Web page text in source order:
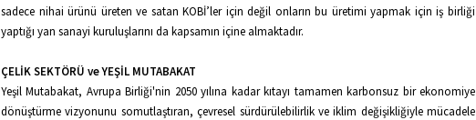
sadece nihai ürünü üreten ve satan KOBİ’ler için değil onların bu üretimi yapmak için iş birliği
yaptığı yan sanayi kuruluşlarını da kapsamın içine almaktadır.
ÇELİK SEKTÖRÜ ve YEŞİL MUTABAKAT
Yeşil Mutabakat, Avrupa Birliği'nin 2050 yılına kadar kıtayı tamamen karbonsuz bir ekonomiye
dönüştürme vizyonunu somutlaştıran, çevresel sürdürülebilirlik ve iklim değişikliğiyle mücadele